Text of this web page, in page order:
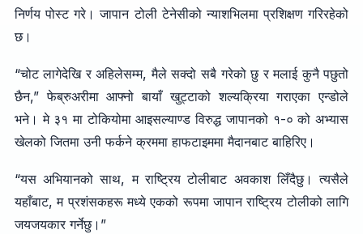
निर्णय पोस्ट गरे। जापान टोली टेनेसीको न्याशभिलमा प्रशिक्षण गरिरहेको
छ।
“चोट लागेदेखि र अहिलेसम्म, मैले सक्दो सबै गरेको छु र मलाई कुनै पछुतो
छैन,” फेब्रुअरीमा आफ्नो बायाँ खुट्टाको शल्यक्रिया गराएका एन्डोले
भने। मे ३१ मा टोकियोमा आइसल्याण्ड विरुद्ध जापानको १-० को अभ्यास
खेलको जितमा उनी फर्कने क्रममा हाफटाइममा मैदानबाट बाहिरिए।
“यस अभियानको साथ, म राष्ट्रिय टोलीबाट अवकाश लिँदैछु। त्यसैले
यहाँबाट, म प्रशंसकहरू मध्ये एकको रूपमा जापान राष्ट्रिय टोलीको लागि
जयजयकार गर्नेछु।”